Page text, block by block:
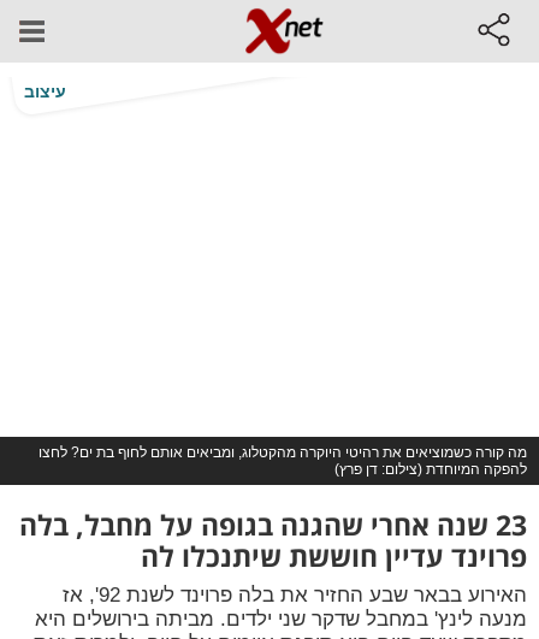
עיצוב
מה קורה כשמוציאים את רהיטי היוקרה מהקטלוג, ומביאים אותם לחוף בת ים? לחצו
להפקה המיוחדת (צילום: דן פרץ)
23 שנה אחרי שהגנה בגופה על מחבל, בלה
פרוינד עדיין חוששת שיתנכלו לה
האירוע בבאר שבע החזיר את בלה פרוינד לשנת 92', אז
מנעה לינץ' במחבל שדקר שני ילדים. מביתה בירושלים היא